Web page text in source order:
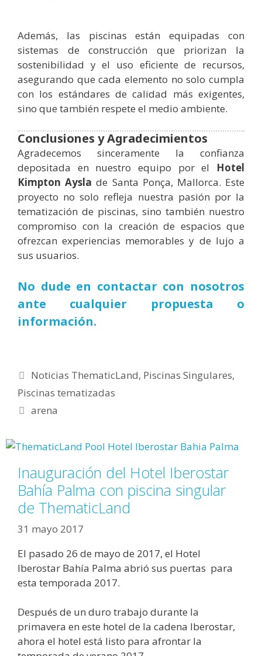
Además, las piscinas están equipadas con
sistemas de construcción que priorizan la
sostenibilidad y el uso eficiente de recursos,
asegurando que cada elemento no solo cumpla
con los estándares de calidad más exigentes,
sino que también respete el medio ambiente.
Conclusiones y Agradecimientos
Agradecemos sinceramente la confianza
depositada en nuestro equipo por el Hotel
Kimpton Aysla de Santa Ponça, Mallorca. Este
proyecto no solo refleja nuestra pasión por la
tematización de piscinas, sino también nuestro
compromiso con la creación de espacios que
ofrezcan experiencias memorables y de lujo a
sus usuarios.
No dude en contactar con nosotros
ante cualquier propuesta o
información.
Categorías
Noticias ThematicLand, Piscinas Singulares,
Piscinas tematizadas
Etiquetas
arena
Inauguración del Hotel Iberostar
Bahía Palma con piscina singular
de ThematicLand
31 mayo 2017
El pasado 26 de mayo de 2017, el Hotel
Iberostar Bahía Palma abrió sus puertas para
esta temporada 2017.
Después de un duro trabajo durante la
primavera en este hotel de la cadena Iberostar,
ahora el hotel está listo para afrontar la